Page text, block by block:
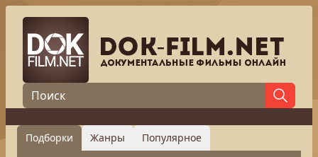
Подборки Жанры Популярное